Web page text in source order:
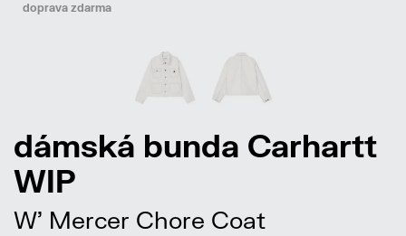
doprava zdarma
dámská bunda Carhartt
WIP
W' Mercer Chore Coat